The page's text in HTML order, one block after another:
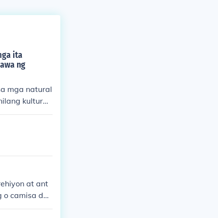
ita
ng
mga natural
kulturan
ay nag-iiba
upang
at ant
o camisa de
blusa. Ang